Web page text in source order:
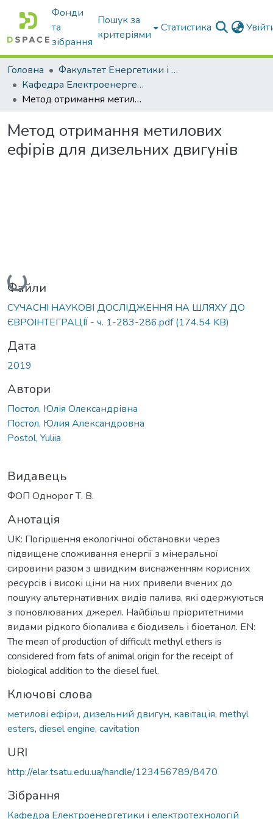
Фонди
та
зібрання
Пошук за
критеріями
Статистика
Головна
Факультет Енергетики і комп'ютерних технологій
Кафедра Електроенергетики і електротехнологій
Метод отримання метилових ефірів для дизельних двигунів
Метод отримання метилових
ефірів для дизельних двигунів
Вантажиться...
Файли
СУЧАСНІ НАУКОВІ ДОСЛІДЖЕННЯ НА ШЛЯХУ ДО
ЄВРОІНТЕГРАЦІЇ - ч. 1-283-286.pdf(174.54 KB)
Дата
2019
Автори
Постол, Юлія Олександрівна
Постол, Юлия Александровна
Postol, Yuliia
Видавець
ФОП Однорог Т. В.
Анотація
UK: Погіршення екологічної обстановки через
підвищене споживання енергії з мінеральної
сировини разом з швидким виснаженням корисних
ресурсів і високі ціни на них привели вчених до
пошуку альтернативних видів палива, які одержуються
з поновлюваних джерел. Найбільш пріоритетними
видами рідкого біопалива є біодизель і біоетанол. EN:
The mean of production of difficult methyl ethers is
considered from fats of animal origin for the receipt of
biological addition to the diesel fuel.
Ключові слова
метилові ефіри, дизельний двигун, кавітація, methyl
esters, diesel engine, cavitation
URI
http://elar.tsatu.edu.ua/handle/123456789/8470
Зібрання
Кафедра Електроенергетики і електротехнологій